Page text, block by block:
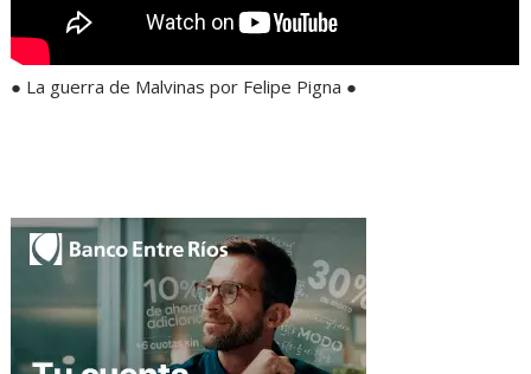
● La guerra de Malvinas por Felipe Pigna ●